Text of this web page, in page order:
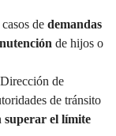
de demandas
de hijos o
de
de tránsito
superar el límite